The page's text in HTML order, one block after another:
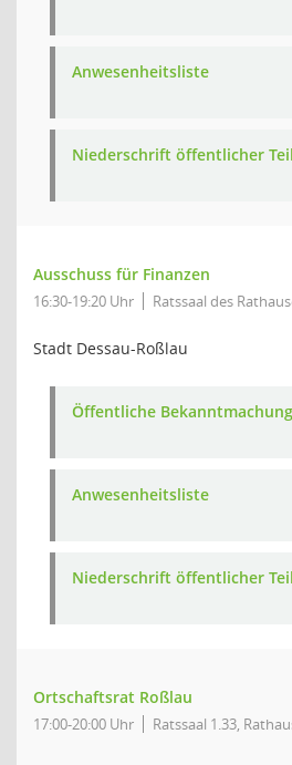
Anwesenheitsliste
Niederschrift öffentlicher Teil
Ausschuss für Finanzen
16:30-19:20 Uhr Ratssaal des
Stadt Dessau-Roßlau
Öffentliche Bekanntmachung
Anwesenheitsliste
Niederschrift öffentlicher Teil
Ortschaftsrat Roßlau
17:00-20:00 Uhr Ratssaal 1.33,